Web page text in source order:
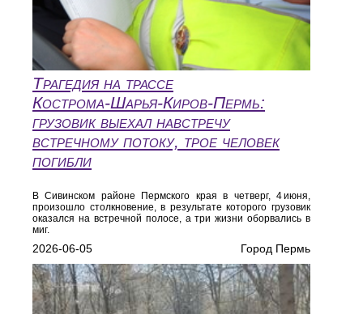
Трагедия на трассе
Кострома‑Шарья‑Киров‑Пермь:
грузовик выехал навстречу
встречному потоку, трое человек
погибли
В Сивинском районе Пермского края в четверг, 4 июня,
произошло столкновение, в результате которого грузовик
оказался на встречной полосе, а три жизни оборвались в
миг.
2026-06-05 Город Пермь